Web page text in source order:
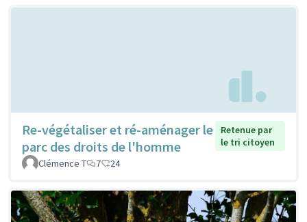
Re-végétaliser et ré-aménager le
parc des droits de l'homme
Retenue par
le tri citoyen
Clémence T
7 24